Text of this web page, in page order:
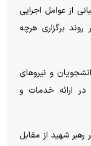
از عوامل اجرایی
برگزاری هرچه
و نیرو‌های
ارائه خدمات و
رهبر شهید از مقابل